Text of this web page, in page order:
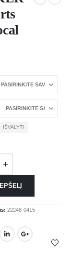
IŠVALYTI
22248-0415